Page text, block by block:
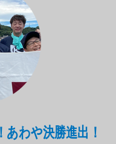
あわや決勝進出！